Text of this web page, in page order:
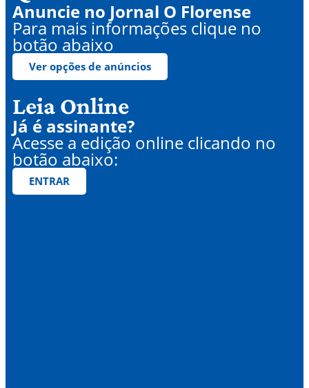
Anuncie no Jornal O Florense
Para mais informações clique no
botão abaixo
Ver opções de anúncios
Leia Online
Já é assinante?
Acesse a edição online clicando no
botão abaixo:
ENTRAR